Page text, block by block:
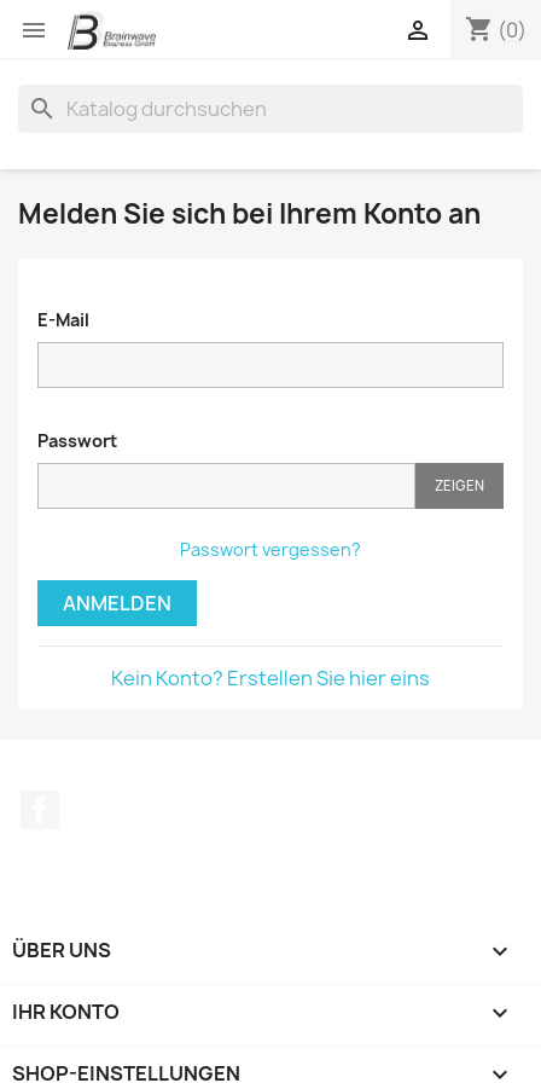
 shopping_cart (0)

search
Melden Sie sich bei Ihrem Konto an
E-Mail
Passwort
ZEIGEN
Passwort vergessen?
ANMELDEN
Kein Konto? Erstellen Sie hier eins
ÜBER UNS 
IHR KONTO 
SHOP-EINSTELLUNGEN keyboard_arrow_down